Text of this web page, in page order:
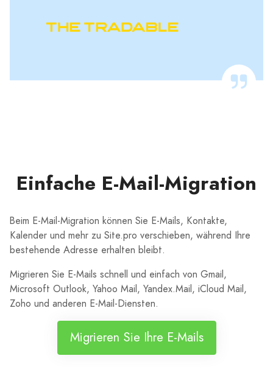
Einfache E-Mail-Migration
Beim E-Mail-Migration können Sie E-Mails, Kontakte,
Kalender und mehr zu Site.pro verschieben, während Ihre
bestehende Adresse erhalten bleibt.
Migrieren Sie E-Mails schnell und einfach von Gmail,
Microsoft Outlook, Yahoo Mail, Yandex.Mail, iCloud Mail,
Zoho und anderen E-Mail-Diensten.
Migrieren Sie Ihre E-Mails